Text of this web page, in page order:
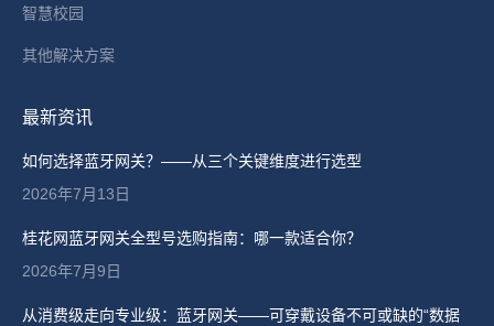
智慧校园
其他解决方案
最新资讯
如何选择蓝牙网关？——从三个关键维度进行选型
2026年7月13日
桂花网蓝牙网关全型号选购指南：哪一款适合你？
2026年7月9日
从消费级走向专业级：蓝牙网关——可穿戴设备不可或缺的“数据